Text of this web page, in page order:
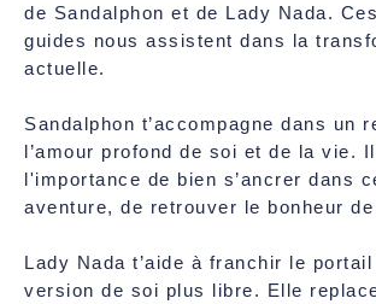
de Sandalphon et de Lady Nada.
guides nous assistent dans la
actuelle.
Sandalphon t’accompagne dans un
l’amour profond de soi et de la vie.
l'importance de bien s’ancrer dans
aventure, de retrouver le bonheur
Lady Nada t’aide à franchir le
version de soi plus libre. Elle